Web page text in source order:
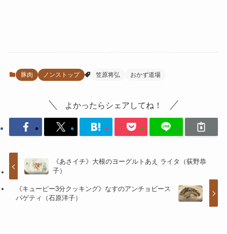
豚肉 ノンストップ 笠原将弘 おかず道場
よかったらシェアしてね！
《あさイチ》大根のヨーグルトあえ ライタ（荻野恭
子）
《キューピー3分クッキング》なすのアンチョビース
パゲティ（石原洋子）